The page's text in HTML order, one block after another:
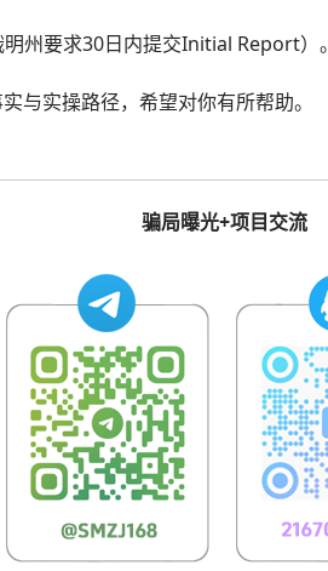
州要求30日内提交Initial Report）。
与实操路径，希望对你有所帮助。
骗局曝光+项目交流